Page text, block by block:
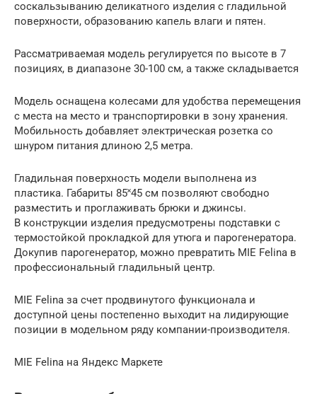
соскальзыванию деликатного изделия с гладильной
поверхности, образованию капель влаги и пятен.
Рассматриваемая модель регулируется по высоте в 7
позициях, в диапазоне 30-100 см, а также складывается
Модель оснащена колесами для удобства перемещения
с места на место и транспортировки в зону хранения.
Мобильность добавляет электрическая розетка со
шнуром питания длиною 2,5 метра.
Гладильная поверхность модели выполнена из
пластика. Габариты 85˟45 см позволяют свободно
разместить и проглаживать брюки и джинсы.
В конструкции изделия предусмотрены подставки с
термостойкой прокладкой для утюга и парогенератора.
Докупив парогенератор, можно превратить MIE Felina в
профессиональный гладильный центр.
MIE Felina за счет продвинутого функционала и
доступной цены постепенно выходит на лидирующие
позиции в модельном ряду компании-производителя.
MIE Felina на Яндекс Маркете